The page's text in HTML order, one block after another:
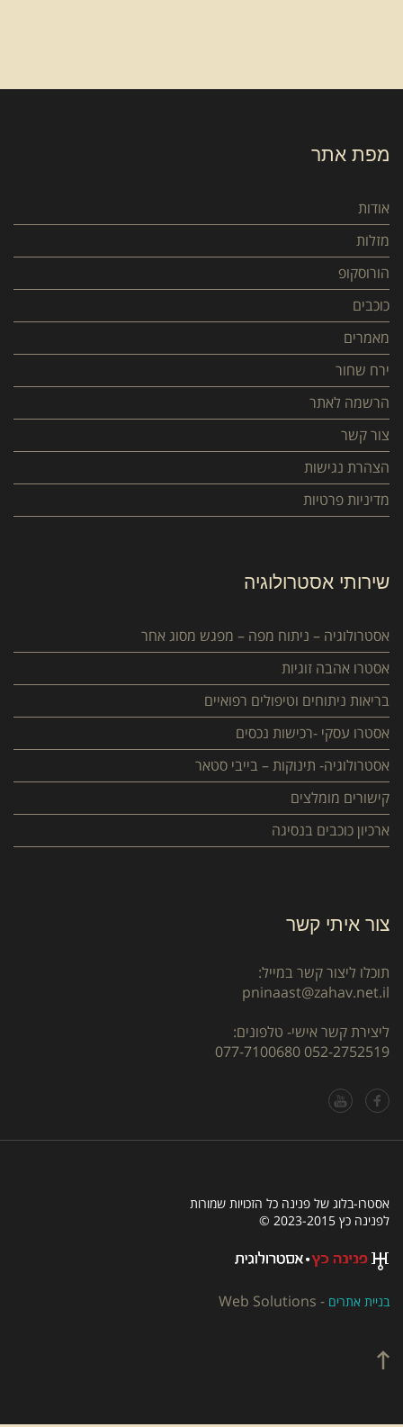
מפת אתר
אודות
מזלות
הורוסקופ
כוכבים
מאמרים
ירח שחור
הרשמה לאתר
צור קשר
הצהרת נגישות
מדיניות פרטיות
שירותי אסטרולוגיה
אסטרולוגיה – ניתוח מפה – מפגש מסוג אחר
אסטרו אהבה זוגיות
בריאות ניתוחים וטיפולים רפואיים
אסטרו עסקי -רכישות נכסים
אסטרולוגיה- תינוקות – בייבי סטאר
קישורים מומלצים
ארכיון כוכבים בנסיגה
צור איתי קשר
תוכלו ליצור קשר במייל:
pninaast@zahav.net.il
ליצירת קשר אישי- טלפונים:
052-2752519
077-7100680
אסטרו-בלוג של פנינה כל הזכויות שמורות
לפנינה כץ 2023-2015 ©
בניית אתרים -
Web Solutions